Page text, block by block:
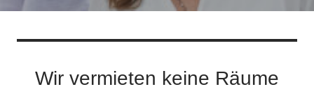
Wir vermieten keine Räume